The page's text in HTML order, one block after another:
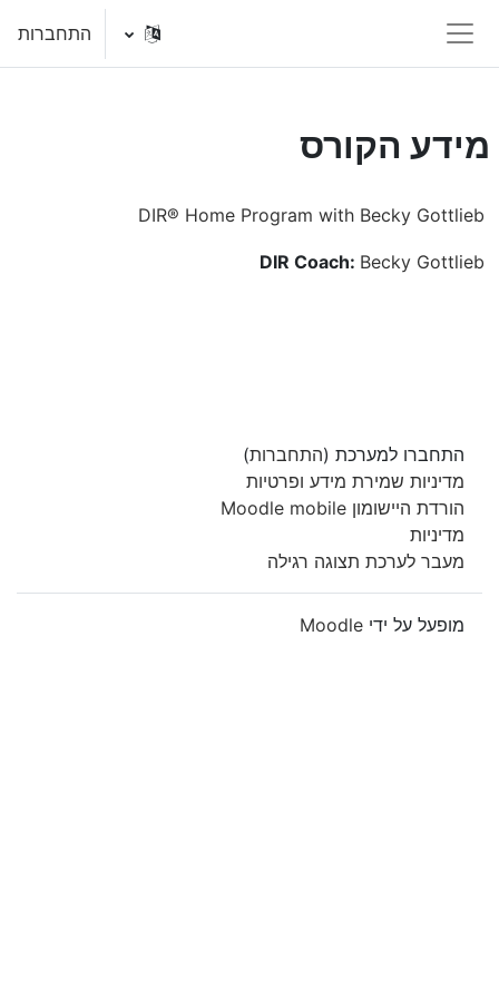
חלון סקירה צדדי
התחברות
מידע הקורס
DIR® Home Program with Becky Gottlieb
DIR Coach: Becky Gottlieb
התחברו למערכת (התחברות)
מדיניות שמירת מידע ופרטיות
הורדת היישומון Moodle mobile
מדיניות
מעבר לערכת תצוגה רגילה
מופעל על ידי Moodle